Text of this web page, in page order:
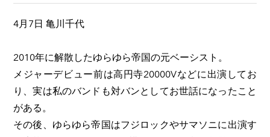
4月7日 亀川千代
2010年に解散したゆらゆら帝国の元ベーシスト。
メジャーデビュー前は高円寺20000Vなどに出演してお
り、実は私のバンドも対バンとしてお世話になったこと
がある。
その後、ゆらゆら帝国はフジロックやサマソニに出演す